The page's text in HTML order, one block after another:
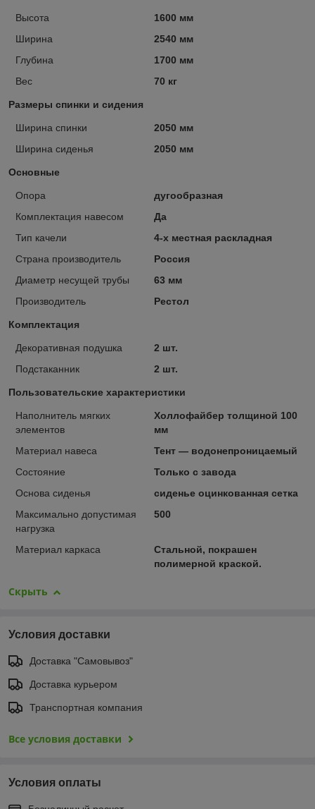
Высота
1600 мм
Ширина
2540 мм
Глубина
1700 мм
Вес
70 кг
Размеры спинки и сидения
Ширина спинки
2050 мм
Ширина сиденья
2050 мм
Основные
Опора
дугообразная
Комплектация навесом
Да
Тип качели
4-х местная раскладная
Страна производитель
Россия
Диаметр несущей трубы
63 мм
Производитель
Рестол
Комплектация
Декоративная подушка
2 шт.
Подстаканник
2 шт.
Пользовательские характеристики
Наполнитель мягких
элементов
Холлофайбер толщиной 100
мм
Материал навеса
Тент — водонепроницаемый
Состояние
Только с завода
Основа сиденья
сиденье оцинкованная сетка
Максимально допустимая
нагрузка
500
Материал каркаса
Стальной, покрашен
полимерной краской.
Скрыть
Условия доставки
Доставка "Самовывоз"
Доставка курьером
Транспортная компания
Все условия доставки
Условия оплаты